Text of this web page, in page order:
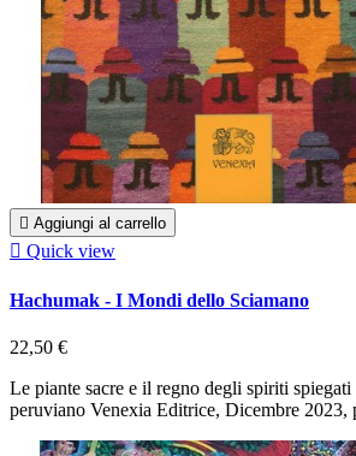
 Aggiungi al carrello
 Quick view
Hachumak - I Mondi dello Sciamano
22,50 €
Le piante sacre e il regno degli spiriti spiegati
peruviano Venexia Editrice, Dicembre 2023,